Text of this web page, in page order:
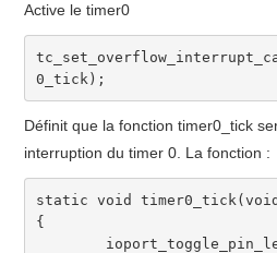
Active le timer0
0_tick ) ;
Définit que la fonction timer0_tick
interruption du timer 0. La fonction :
static void timer0_tick (void
{